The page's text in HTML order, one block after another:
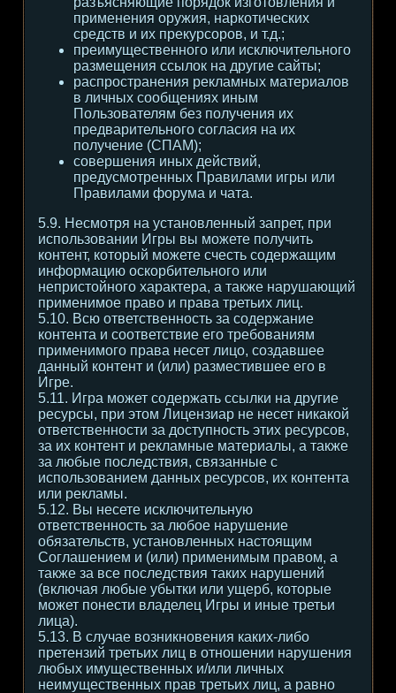
применения оружия, наркотических
средств и их прекурсоров, и т.д.;
преимущественного или исключительного
размещения ссылок на другие сайты;
распространения рекламных материалов
в личных сообщениях иным
Пользователям без получения их
предварительного согласия на их
получение (СПАМ);
совершения иных действий,
предусмотренных Правилами игры или
Правилами форума и чата.
5.9. Несмотря на установленный запрет, при
использовании Игры вы можете получить
контент, который можете счесть содержащим
информацию оскорбительного или
непристойного характера, а также нарушающий
применимое право и права третьих лиц.
5.10. Всю ответственность за содержание
контента и соответствие его требованиям
применимого права несет лицо, создавшее
данный контент и (или) разместившее его в
Игре.
5.11. Игра может содержать ссылки на другие
ресурсы, при этом Лицензиар не несет никакой
ответственности за доступность этих ресурсов,
за их контент и рекламные материалы, а также
за любые последствия, связанные с
использованием данных ресурсов, их контента
или рекламы.
5.12. Вы несете исключительную
ответственность за любое нарушение
обязательств, установленных настоящим
Соглашением и (или) применимым правом, а
также за все последствия таких нарушений
(включая любые убытки или ущерб, которые
может понести владелец Игры и иные третьи
лица).
5.13. В случае возникновения каких-либо
претензий третьих лиц в отношении нарушения
любых имущественных и/или личных
неимущественных прав третьих лиц, а равно